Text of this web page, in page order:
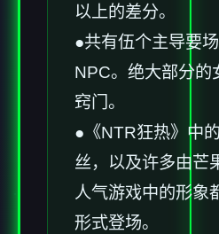
以上的差分。
●共有伍个主导要
NPC。绝大部分的
窍门。
●《NTR狂热》中
丝，以及许多由芒
人气游戏中的形象
形式登场。